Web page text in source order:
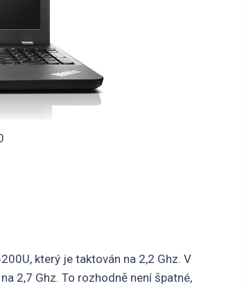
který je taktován na 2,2 Ghz. V
2,7 Ghz. To rozhodně není špatné,